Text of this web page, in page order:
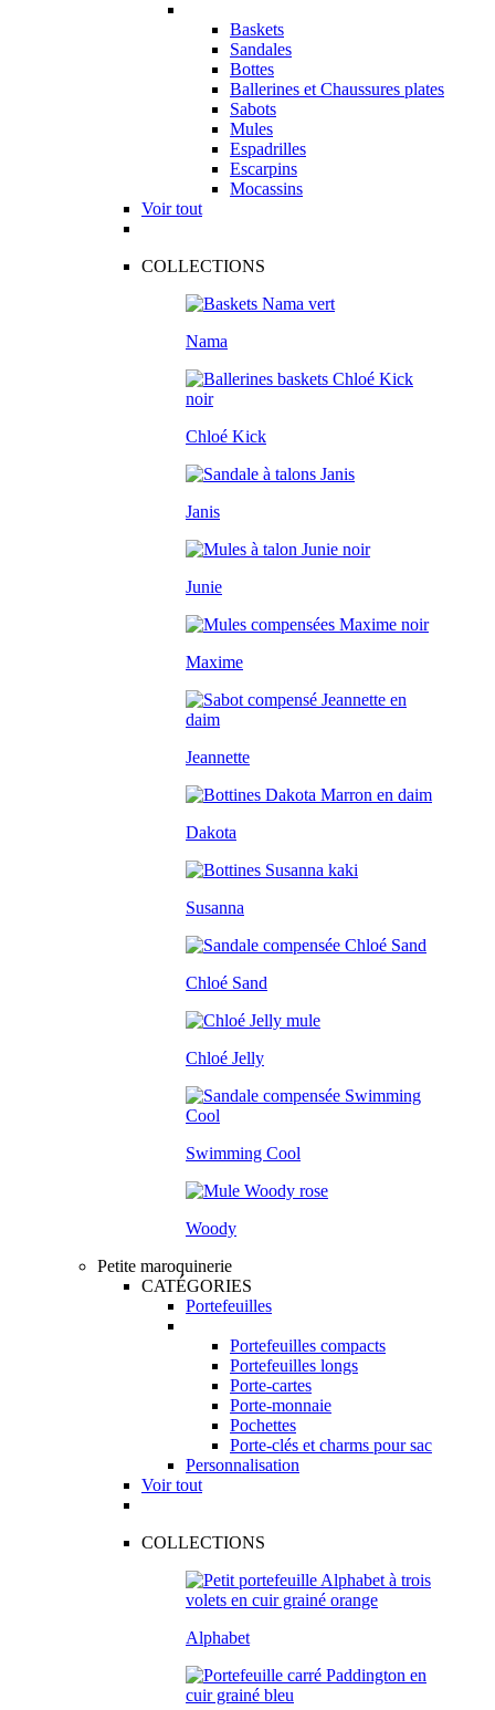
Baskets
Sandales
Bottes
Ballerines et Chaussures plates
Sabots
Mules
Espadrilles
Escarpins
Mocassins
Voir tout
COLLECTIONS
Nama
Chloé Kick
Janis
Junie
Maxime
Jeannette
Dakota
Susanna
Chloé Sand
Chloé Jelly
Swimming Cool
Woody
Petite maroquinerie
CATÉGORIES
Portefeuilles
Portefeuilles compacts
Portefeuilles longs
Porte-cartes
Porte-monnaie
Pochettes
Porte-clés et charms pour sac
Personnalisation
Voir tout
COLLECTIONS
Alphabet